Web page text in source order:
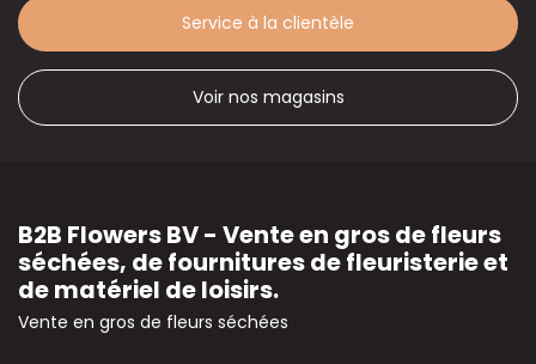
Service à la clientèle
Voir nos magasins
B2B Flowers BV - Vente en gros de fleurs
séchées, de fournitures de fleuristerie et
de matériel de loisirs.
Vente en gros de fleurs séchées